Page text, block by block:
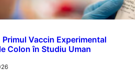
Vaccin Experimental
Colon în Studiu Uman